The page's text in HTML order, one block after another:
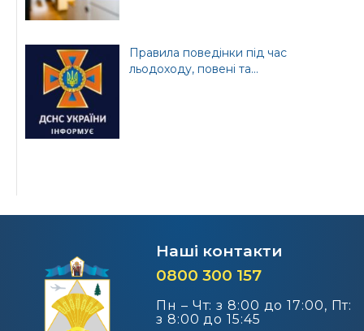
Правила поведінки під час
льодоходу, повені та...
Наші контакти
0800 300 157
Пн – Чт: з 8:00 до 17:00, Пт:
з 8:00 до 15:45